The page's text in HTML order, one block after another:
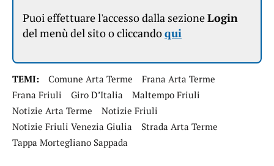
Puoi effettuare l'accesso dalla sezioneLogin
del menù del sito o cliccandoqui
TEMI: Comune Arta Terme
Frana Arta Terme
Frana Friuli
Giro D’Italia
Maltempo Friuli
Notizie Arta Terme
Notizie Friuli
Notizie Friuli Venezia Giulia
Strada Arta Terme
Tappa Mortegliano Sappada